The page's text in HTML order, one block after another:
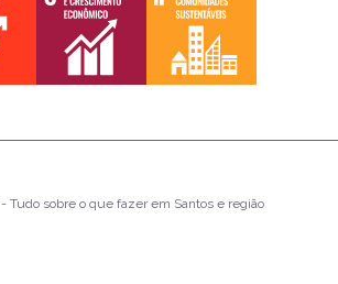
- Tudo sobre o que fazer em Santos e região